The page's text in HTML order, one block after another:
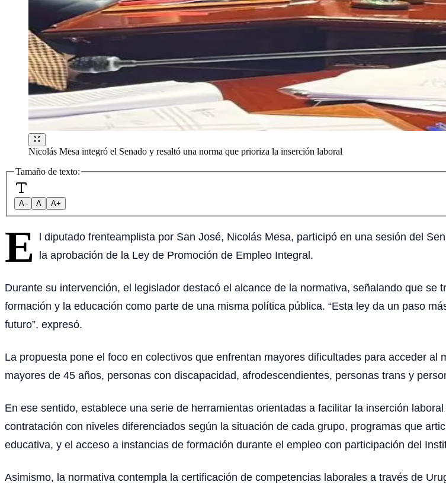
Nicolás Mesa integró el Senado y resaltó una norma que prioriza la inserción laboral
Tamaño de texto:
A- A A+
E l diputado frenteamplista por San José, Nicolás Mesa, participó en una sesión del
la aprobación de la Ley de Promoción de Empleo Integral.
Durante su intervención, el legislador destacó el alcance de la normativa, señalando que
formación y la educación como parte de una misma política pública. “Esta ley da un paso
futuro”, expresó.
La propuesta pone el foco en colectivos que enfrentan mayores dificultades para acceder
mayores de 45 años, personas con discapacidad, afrodescendientes, personas trans y
En ese sentido, establece una serie de herramientas orientadas a facilitar la inserción
contratación con niveles diferenciados según la situación de cada grupo, programas que
educativa, y el acceso a instancias de formación durante el empleo con participación del
Asimismo, la normativa contempla la certificación de competencias laborales a través de